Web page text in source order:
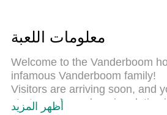
معلومات اللعبة
Welcome to the Vanderboom
infamous Vanderboom family!
Visitors are arriving soon, and
start your housekeeping duties
أظهر المزيد